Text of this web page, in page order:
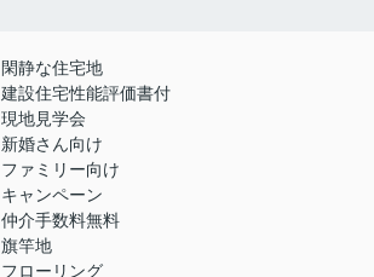
閑静な住宅地
建設住宅性能評価書付
現地見学会
新婚さん向け
ファミリー向け
キャンペーン
仲介手数料無料
旗竿地
フローリング